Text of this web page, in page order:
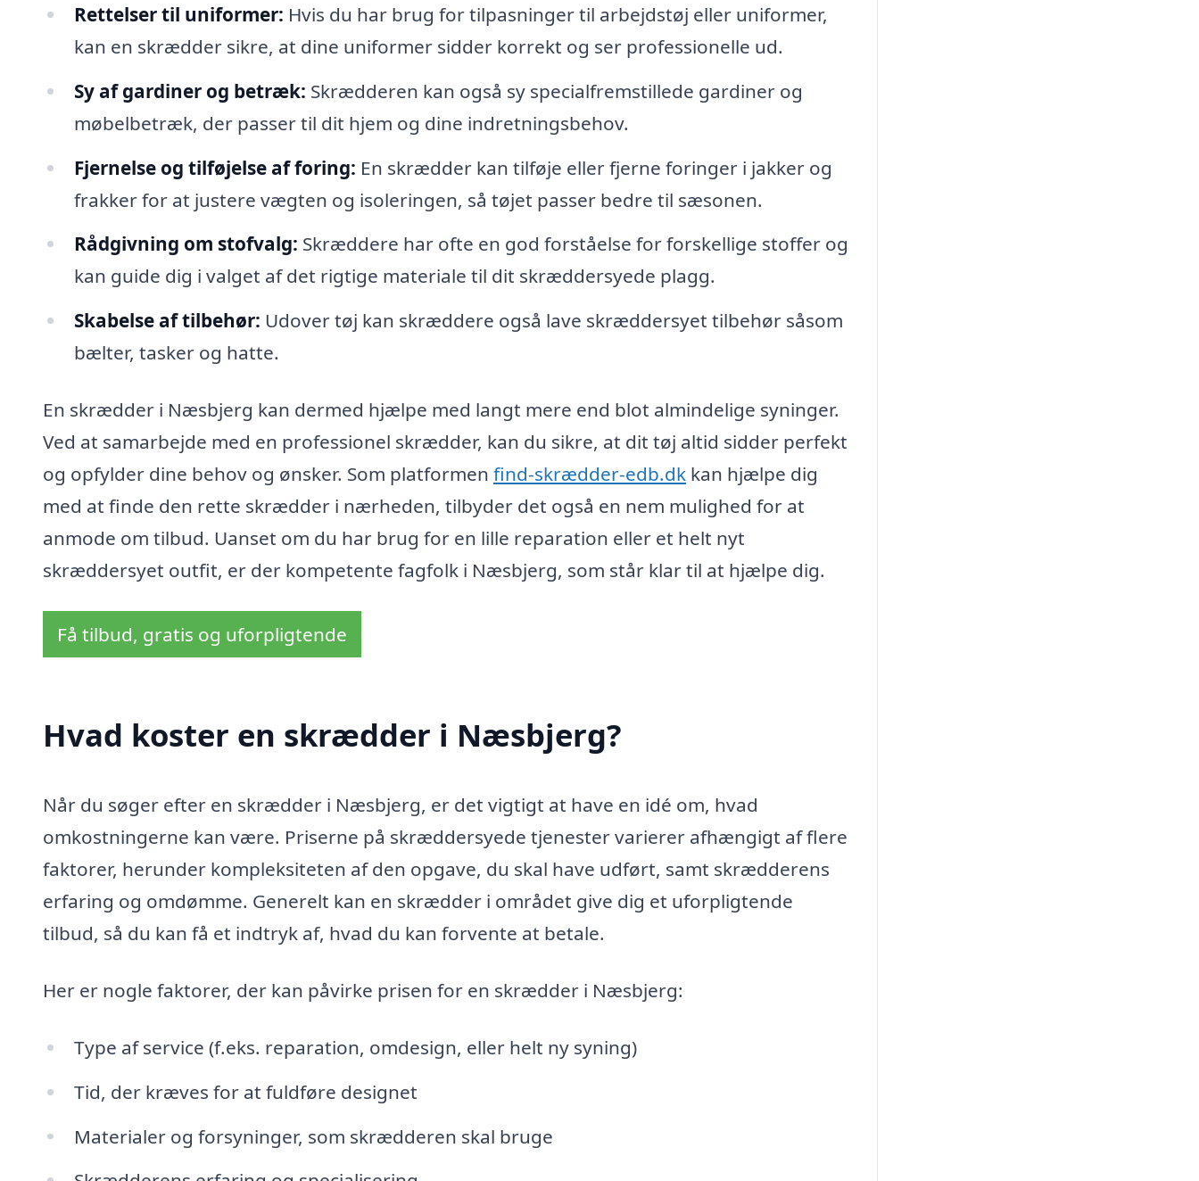
Rettelser til uniformer: Hvis du har brug for tilpasninger til arbejdstøj eller uniformer,
kan en skrædder sikre, at dine uniformer sidder korrekt og ser professionelle ud.
Sy af gardiner og betræk: Skrædderen kan også sy specialfremstillede gardiner og
møbelbetræk, der passer til dit hjem og dine indretningsbehov.
Fjernelse og tilføjelse af foring: En skrædder kan tilføje eller fjerne foringer i jakker og
frakker for at justere vægten og isoleringen, så tøjet passer bedre til sæsonen.
Rådgivning om stofvalg: Skræddere har ofte en god forståelse for forskellige stoffer og
kan guide dig i valget af det rigtige materiale til dit skræddersyede plagg.
Skabelse af tilbehør: Udover tøj kan skræddere også lave skræddersyet tilbehør såsom
bælter, tasker og hatte.
En skrædder i Næsbjerg kan dermed hjælpe med langt mere end blot almindelige syninger.
Ved at samarbejde med en professionel skrædder, kan du sikre, at dit tøj altid sidder perfekt
og opfylder dine behov og ønsker. Som platformen find-skrædder-edb.dk kan hjælpe dig
med at finde den rette skrædder i nærheden, tilbyder det også en nem mulighed for at
anmode om tilbud. Uanset om du har brug for en lille reparation eller et helt nyt
skræddersyet outfit, er der kompetente fagfolk i Næsbjerg, som står klar til at hjælpe dig.
Få tilbud, gratis og uforpligtende
Hvad koster en skrædder i Næsbjerg?
Når du søger efter en skrædder i Næsbjerg, er det vigtigt at have en idé om, hvad
omkostningerne kan være. Priserne på skræddersyede tjenester varierer afhængigt af flere
faktorer, herunder kompleksiteten af den opgave, du skal have udført, samt skrædderens
erfaring og omdømme. Generelt kan en skrædder i området give dig et uforpligtende
tilbud, så du kan få et indtryk af, hvad du kan forvente at betale.
Her er nogle faktorer, der kan påvirke prisen for en skrædder i Næsbjerg:
Type af service (f.eks. reparation, omdesign, eller helt ny syning)
Tid, der kræves for at fuldføre designet
Materialer og forsyninger, som skrædderen skal bruge